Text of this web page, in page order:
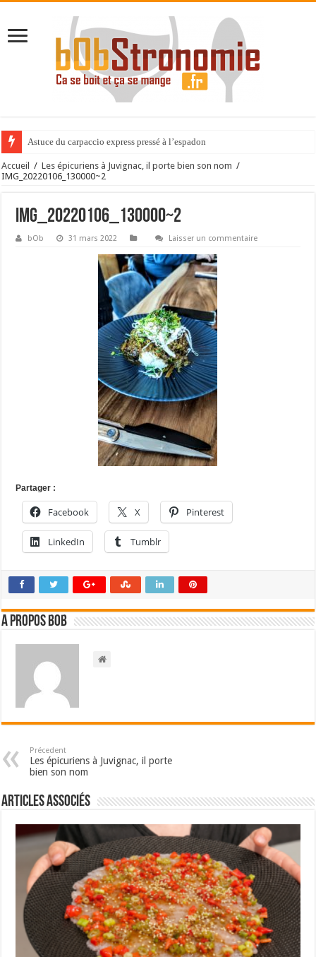
Astuce du carpaccio express pressé à l’espadon
Accueil / Les épicuriens à Juvignac, il porte bien son nom /
IMG_20220106_130000~2
IMG_20220106_130000~2
bOb 31 mars 2022 Laisser un commentaire
Partager :
Facebook X Pinterest
LinkedIn Tumblr
A propos bOb
Précedent
Les épicuriens à Juvignac, il porte
bien son nom
Articles associés